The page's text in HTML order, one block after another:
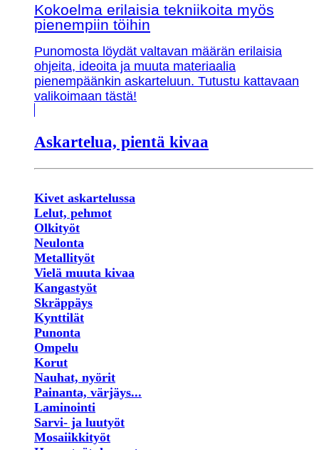
Kokoelma erilaisia tekniikoita myös
pienempiin töihin
Punomosta löydät valtavan määrän erilaisia
ohjeita, ideoita ja muuta materiaalia
pienempäänkin askarteluun. Tutustu kattavaan
valikoimaan tästä!
Askartelua, pientä kivaa
Kivet askartelussa
Lelut, pehmot
Olkityöt
Neulonta
Metallityöt
Vielä muuta kivaa
Kangastyöt
Skräppäys
Kynttilät
Punonta
Ompelu
Korut
Nauhat, nyörit
Painanta, värjäys...
Laminointi
Sarvi- ja luutyöt
Mosaiikkityöt